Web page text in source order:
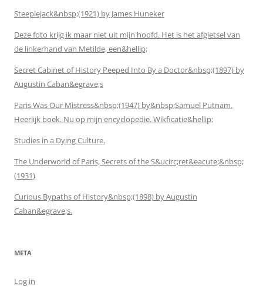
Steeplejack&nbsp;(1921) by James Huneker
Deze foto krijg ik maar niet uit mijn hoofd. Het is het afgietsel van
de linkerhand van Metilde, een&hellip;
Secret Cabinet of History Peeped Into By a Doctor&nbsp;(1897) by
Augustin Caban&egrave;s
Paris Was Our Mistress&nbsp;(1947) by&nbsp;Samuel Putnam.
Heerlijk boek. Nu op mijn encyclopedie. Wikficatie&hellip;
Studies in a Dying Culture.
The Underworld of Paris, Secrets of the S&ucirc;ret&eacute;&nbsp;
(1931)
Curious Bypaths of History&nbsp;(1898) by Augustin
Caban&egrave;s.
META
Log in